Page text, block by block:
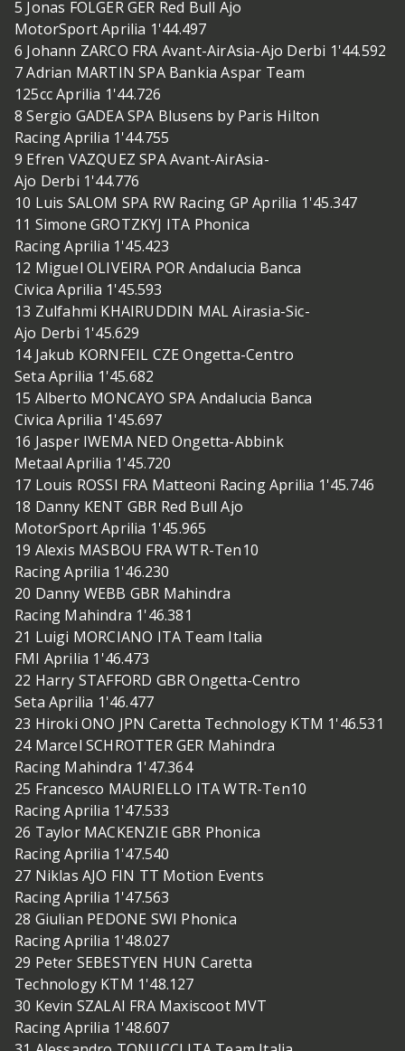
5 Jonas FOLGER GER Red Bull Ajo
MotorSport Aprilia 1'44.497
6 Johann ZARCO FRA Avant-AirAsia-Ajo Derbi 1'44.592
7 Adrian MARTIN SPA Bankia Aspar Team
125cc Aprilia 1'44.726
8 Sergio GADEA SPA Blusens by Paris Hilton
Racing Aprilia 1'44.755
9 Efren VAZQUEZ SPA Avant-AirAsia-
Ajo Derbi 1'44.776
10 Luis SALOM SPA RW Racing GP Aprilia 1'45.347
11 Simone GROTZKYJ ITA Phonica
Racing Aprilia 1'45.423
12 Miguel OLIVEIRA POR Andalucia Banca
Civica Aprilia 1'45.593
13 Zulfahmi KHAIRUDDIN MAL Airasia-Sic-
Ajo Derbi 1'45.629
14 Jakub KORNFEIL CZE Ongetta-Centro
Seta Aprilia 1'45.682
15 Alberto MONCAYO SPA Andalucia Banca
Civica Aprilia 1'45.697
16 Jasper IWEMA NED Ongetta-Abbink
Metaal Aprilia 1'45.720
17 Louis ROSSI FRA Matteoni Racing Aprilia 1'45.746
18 Danny KENT GBR Red Bull Ajo
MotorSport Aprilia 1'45.965
19 Alexis MASBOU FRA WTR-Ten10
Racing Aprilia 1'46.230
20 Danny WEBB GBR Mahindra
Racing Mahindra 1'46.381
21 Luigi MORCIANO ITA Team Italia
FMI Aprilia 1'46.473
22 Harry STAFFORD GBR Ongetta-Centro
Seta Aprilia 1'46.477
23 Hiroki ONO JPN Caretta Technology KTM 1'46.531
24 Marcel SCHROTTER GER Mahindra
Racing Mahindra 1'47.364
25 Francesco MAURIELLO ITA WTR-Ten10
Racing Aprilia 1'47.533
26 Taylor MACKENZIE GBR Phonica
Racing Aprilia 1'47.540
27 Niklas AJO FIN TT Motion Events
Racing Aprilia 1'47.563
28 Giulian PEDONE SWI Phonica
Racing Aprilia 1'48.027
29 Peter SEBESTYEN HUN Caretta
Technology KTM 1'48.127
30 Kevin SZALAI FRA Maxiscoot MVT
Racing Aprilia 1'48.607